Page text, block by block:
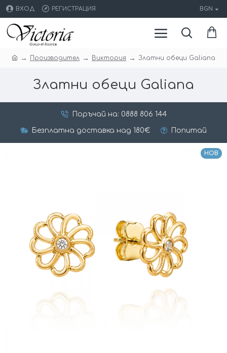
ВХОД РЕГИСТРАЦИЯ BGN
Производител Виктория Златни обеци Galiana
Златни обеци Galiana
Поръчай на: 0888 806 144
Безплатна доставка над 180€ Попитай
НОВ